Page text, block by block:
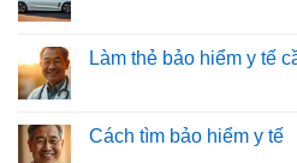
Làm thẻ bảo hiểm y tế
Cách tìm bảo hiểm y tế